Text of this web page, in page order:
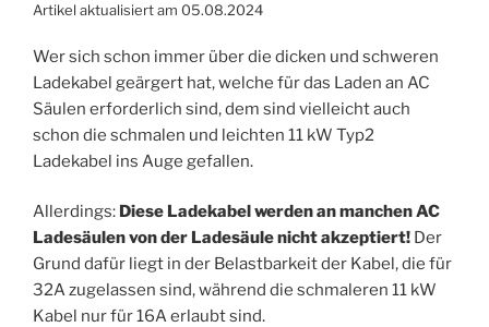
Artikel aktualisiert am 05.08.2024
Wer sich schon immer über die dicken und schweren
Ladekabel geärgert hat, welche für das Laden an AC
Säulen erforderlich sind, dem sind vielleicht auch
schon die schmalen und leichten 11 kW Typ2
Ladekabel ins Auge gefallen.
Allerdings: Diese Ladekabel werden an manchen AC
Ladesäulen von der Ladesäule nicht akzeptiert! Der
Grund dafür liegt in der Belastbarkeit der Kabel, die für
32A zugelassen sind, während die schmaleren 11 kW
Kabel nur für 16A erlaubt sind.